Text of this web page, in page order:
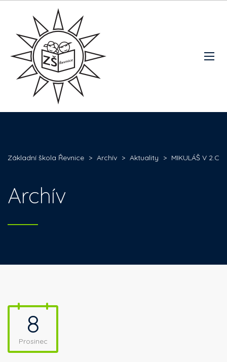
Základní škola Řevnice > Archív > Aktuality > MIKULÁŠ V 2.C
Archív
8
Prosinec